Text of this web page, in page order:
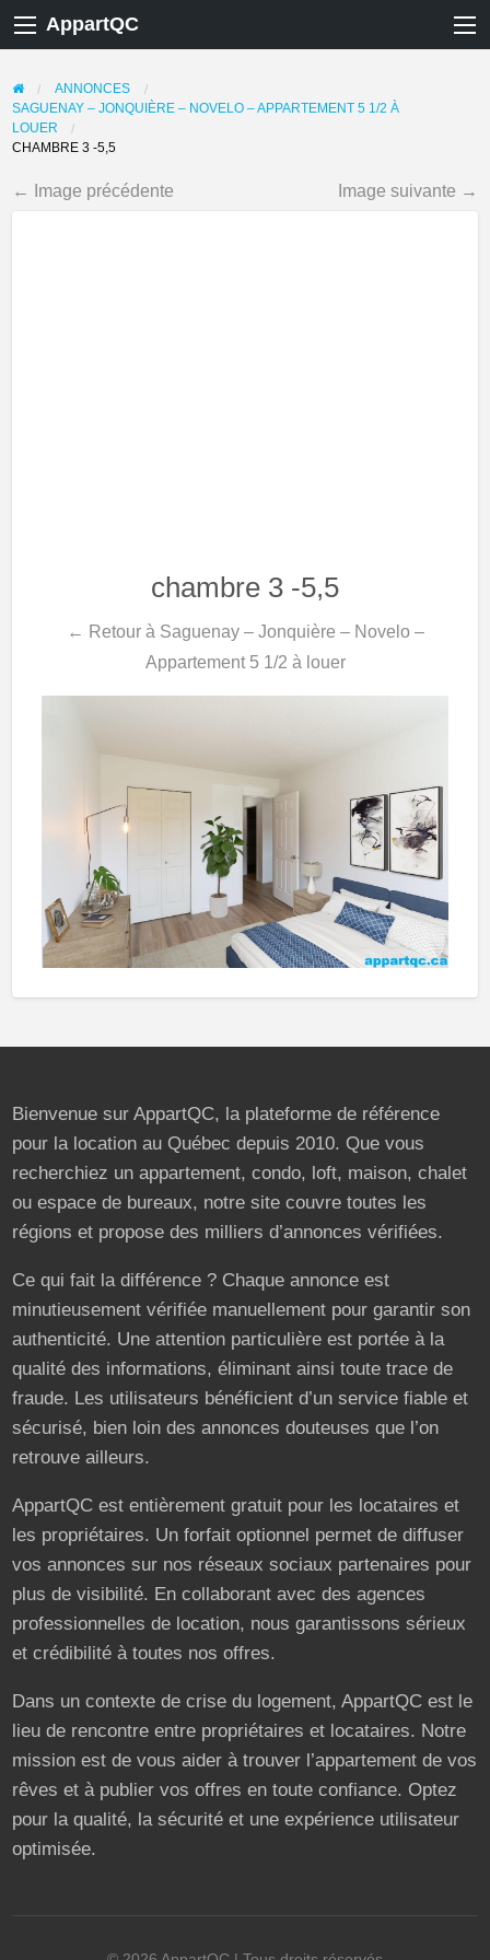
AppartQC
ANNONCES
SAGUENAY – JONQUIÈRE – NOVELO – APPARTEMENT 5 1/2 À
LOUER
CHAMBRE 3 -5,5
← Image précédente Image suivante →
chambre 3 -5,5
← Retour à Saguenay – Jonquière – Novelo –
Appartement 5 1/2 à louer
Bienvenue sur AppartQC, la plateforme de référence
pour la location au Québec depuis 2010. Que vous
recherchiez un appartement, condo, loft, maison, chalet
ou espace de bureaux, notre site couvre toutes les
régions et propose des milliers d’annonces vérifiées.
Ce qui fait la différence ? Chaque annonce est
minutieusement vérifiée manuellement pour garantir son
authenticité. Une attention particulière est portée à la
qualité des informations, éliminant ainsi toute trace de
fraude. Les utilisateurs bénéficient d’un service fiable et
sécurisé, bien loin des annonces douteuses que l’on
retrouve ailleurs.
AppartQC est entièrement gratuit pour les locataires et
les propriétaires. Un forfait optionnel permet de diffuser
vos annonces sur nos réseaux sociaux partenaires pour
plus de visibilité. En collaborant avec des agences
professionnelles de location, nous garantissons sérieux
et crédibilité à toutes nos offres.
Dans un contexte de crise du logement, AppartQC est le
lieu de rencontre entre propriétaires et locataires. Notre
mission est de vous aider à trouver l’appartement de vos
rêves et à publier vos offres en toute confiance. Optez
pour la qualité, la sécurité et une expérience utilisateur
optimisée.